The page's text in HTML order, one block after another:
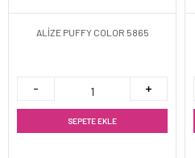
ALİZE PUFFY COLOR 5865
SEPETE EKLE